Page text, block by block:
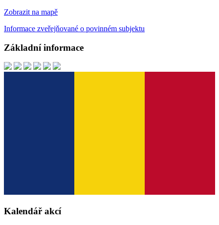
Zobrazit na mapě
Informace zveřejňované o povinném subjektu
Základní informace
Kalendář akcí